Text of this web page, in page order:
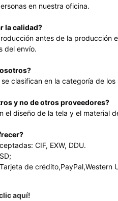
en nuestra oficina.
la calidad?
antes de la producción
del envío.
clasifican en la categoría de
y no de otros proveedores?
el diseño de la tela y el material
CIF, EXW, DDU.
de crédito,PayPal,Western
aquí!